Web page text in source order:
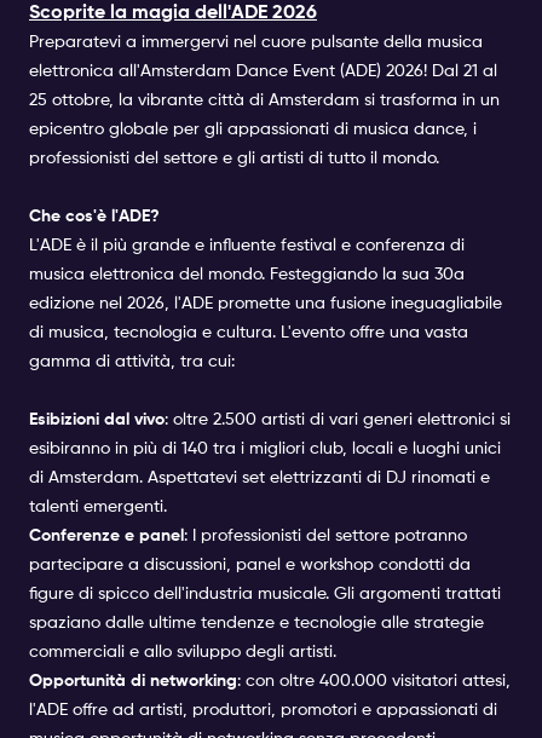
Scoprite la magia dell'ADE 2026
Preparatevi a immergervi nel cuore pulsante della musica
elettronica all'Amsterdam Dance Event (ADE) 2026! Dal 21 al
25 ottobre, la vibrante città di Amsterdam si trasforma in un
epicentro globale per gli appassionati di musica dance, i
professionisti del settore e gli artisti di tutto il mondo.
Che cos'è l'ADE?
L'ADE è il più grande e influente festival e conferenza di
musica elettronica del mondo. Festeggiando la sua 30a
edizione nel 2026, l'ADE promette una fusione ineguagliabile
di musica, tecnologia e cultura. L'evento offre una vasta
gamma di attività, tra cui:
Esibizioni dal vivo: oltre 2.500 artisti di vari generi elettronici si
esibiranno in più di 140 tra i migliori club, locali e luoghi unici
di Amsterdam. Aspettatevi set elettrizzanti di DJ rinomati e
talenti emergenti.
Conferenze e panel : I professionisti del settore potranno
partecipare a discussioni, panel e workshop condotti da
figure di spicco dell'industria musicale. Gli argomenti trattati
spaziano dalle ultime tendenze e tecnologie alle strategie
commerciali e allo sviluppo degli artisti.
Opportunità di networking: con oltre 400.000 visitatori attesi,
l'ADE offre ad artisti, produttori, promotori e appassionati di